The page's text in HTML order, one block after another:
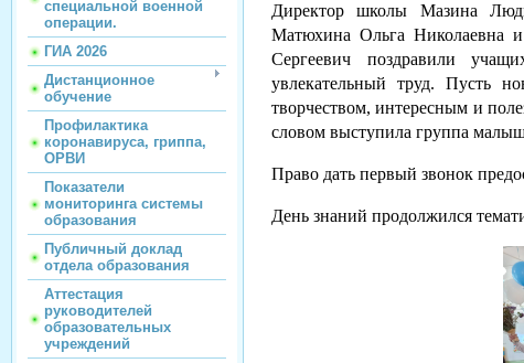
специальной военной
операции.
ГИА 2026
Дистанционное
обучение
Профилактика
коронавируса, гриппа,
ОРВИ
Показатели
мониторинга системы
образования
Публичный доклад
отдела образования
Аттестация
руководителей
образовательных
учреждений
Директор школы Мазина
Матюхина Ольга Николаевна
Сергеевич поздравили
увлекательный труд. Пусть
творчеством, интересным и
словом выступила группа
Право дать первый звонок
День знаний продолжился